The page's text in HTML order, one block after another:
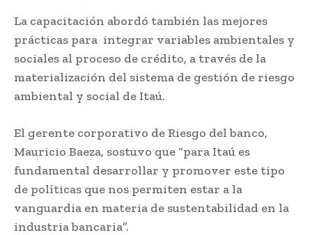
La capacitación abordó también las mejores
prácticas para integrar variables ambientales y
sociales al proceso de crédito, a través de la
materialización del sistema de gestión de riesgo
ambiental y social de Itaú.
El gerente corporativo de Riesgo del banco,
Mauricio Baeza, sostuvo que “para Itaú es
fundamental desarrollar y promover este tipo
de políticas que nos permiten estar a la
vanguardia en materia de sustentabilidad en la
industria bancaria”.